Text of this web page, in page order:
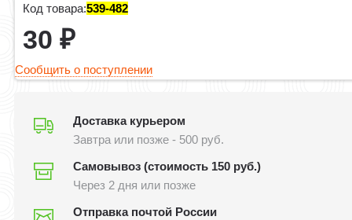
Код товара:539-482
30₽
Сообщить о поступлении
Доставка курьером
Завтра или позже - 500 руб.
Самовывоз (стоимость 150 руб.)
Через 2 дня или позже
Отправка почтой России